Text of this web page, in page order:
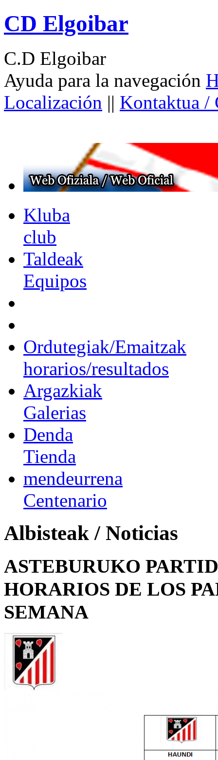
CD Elgoibar
C.D Elgoibar
Ayuda para la navegación
Localización || Kontaktua /
Kluba
club
Taldeak
Equipos
Ordutegiak/Emaitzak
horarios/resultados
Argazkiak
Galerias
Denda
Tienda
mendeurrena
Centenario
Albisteak / Noticias
ASTEBURUKO
HORARIOS DE LOS
SEMANA